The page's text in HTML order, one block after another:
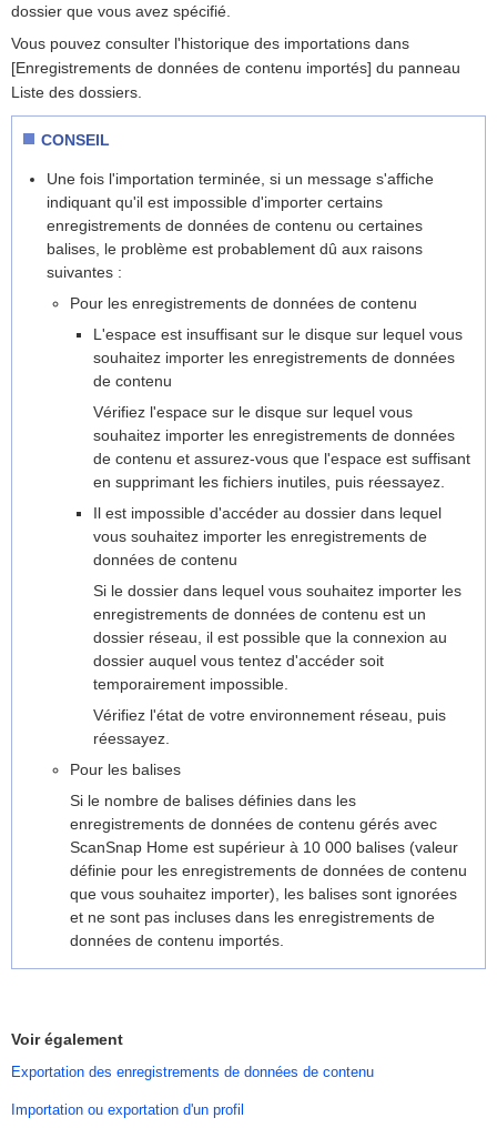
dossier que vous avez spécifié.
Vous pouvez consulter l'historique des importations dans
[Enregistrements de données de contenu importés] du panneau
Liste des dossiers.
CONSEIL
Une fois l'importation terminée, si un message s'affiche
indiquant qu'il est impossible d'importer certains
enregistrements de données de contenu ou certaines
balises, le problème est probablement dû aux raisons
suivantes :
Pour les enregistrements de données de contenu
L'espace est insuffisant sur le disque sur lequel vous
souhaitez importer les enregistrements de données
de contenu
Vérifiez l'espace sur le disque sur lequel vous
souhaitez importer les enregistrements de données
de contenu et assurez-vous que l'espace est suffisant
en supprimant les fichiers inutiles, puis réessayez.
Il est impossible d'accéder au dossier dans lequel
vous souhaitez importer les enregistrements de
données de contenu
Si le dossier dans lequel vous souhaitez importer les
enregistrements de données de contenu est un
dossier réseau, il est possible que la connexion au
dossier auquel vous tentez d'accéder soit
temporairement impossible.
Vérifiez l'état de votre environnement réseau, puis
réessayez.
Pour les balises
Si le nombre de balises définies dans les
enregistrements de données de contenu gérés avec
ScanSnap Home est supérieur à 10 000 balises (valeur
définie pour les enregistrements de données de contenu
que vous souhaitez importer), les balises sont ignorées
et ne sont pas incluses dans les enregistrements de
données de contenu importés.
Voir également
Exportation des enregistrements de données de contenu
Importation ou exportation d'un profil